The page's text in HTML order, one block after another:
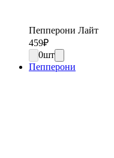
Пепперони Лайт
459₽
0шт
Пепперони